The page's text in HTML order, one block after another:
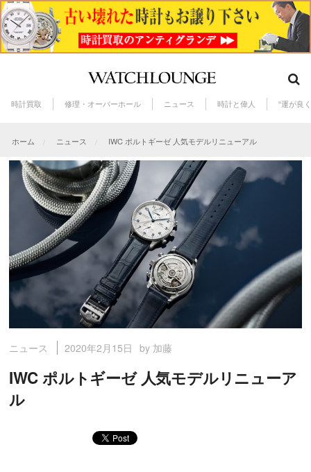
時計買取 修理・オーバーホール ニュース 時計と偉人 “運が良
ホーム ニュース IWC ポルトギーゼ 人気モデルリニューアル
ニュース 2020年2月15日 by 加藤
IWC ポルトギーゼ 人気モデルリニューア
ル